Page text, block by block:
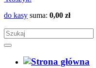
do kasy suma: 0,00 zł